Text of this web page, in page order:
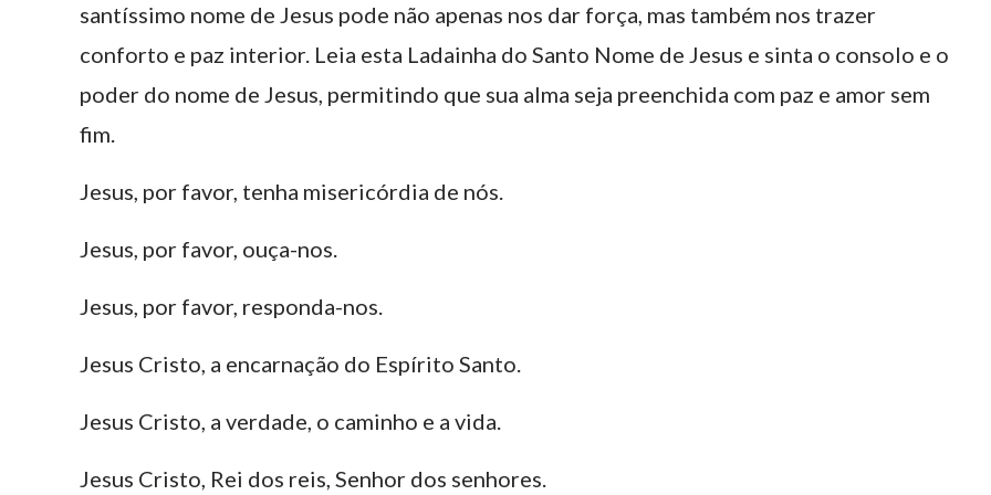
santíssimo nome de Jesus pode não apenas nos dar força, mas também nos trazer
conforto e paz interior. Leia esta Ladainha do Santo Nome de Jesus e sinta o consolo e o
poder do nome de Jesus, permitindo que sua alma seja preenchida com paz e amor sem
fim.
Jesus, por favor, tenha misericórdia de nós.
Jesus, por favor, ouça-nos.
Jesus, por favor, responda-nos.
Jesus Cristo, a encarnação do Espírito Santo.
Jesus Cristo, a verdade, o caminho e a vida.
Jesus Cristo, Rei dos reis, Senhor dos senhores.